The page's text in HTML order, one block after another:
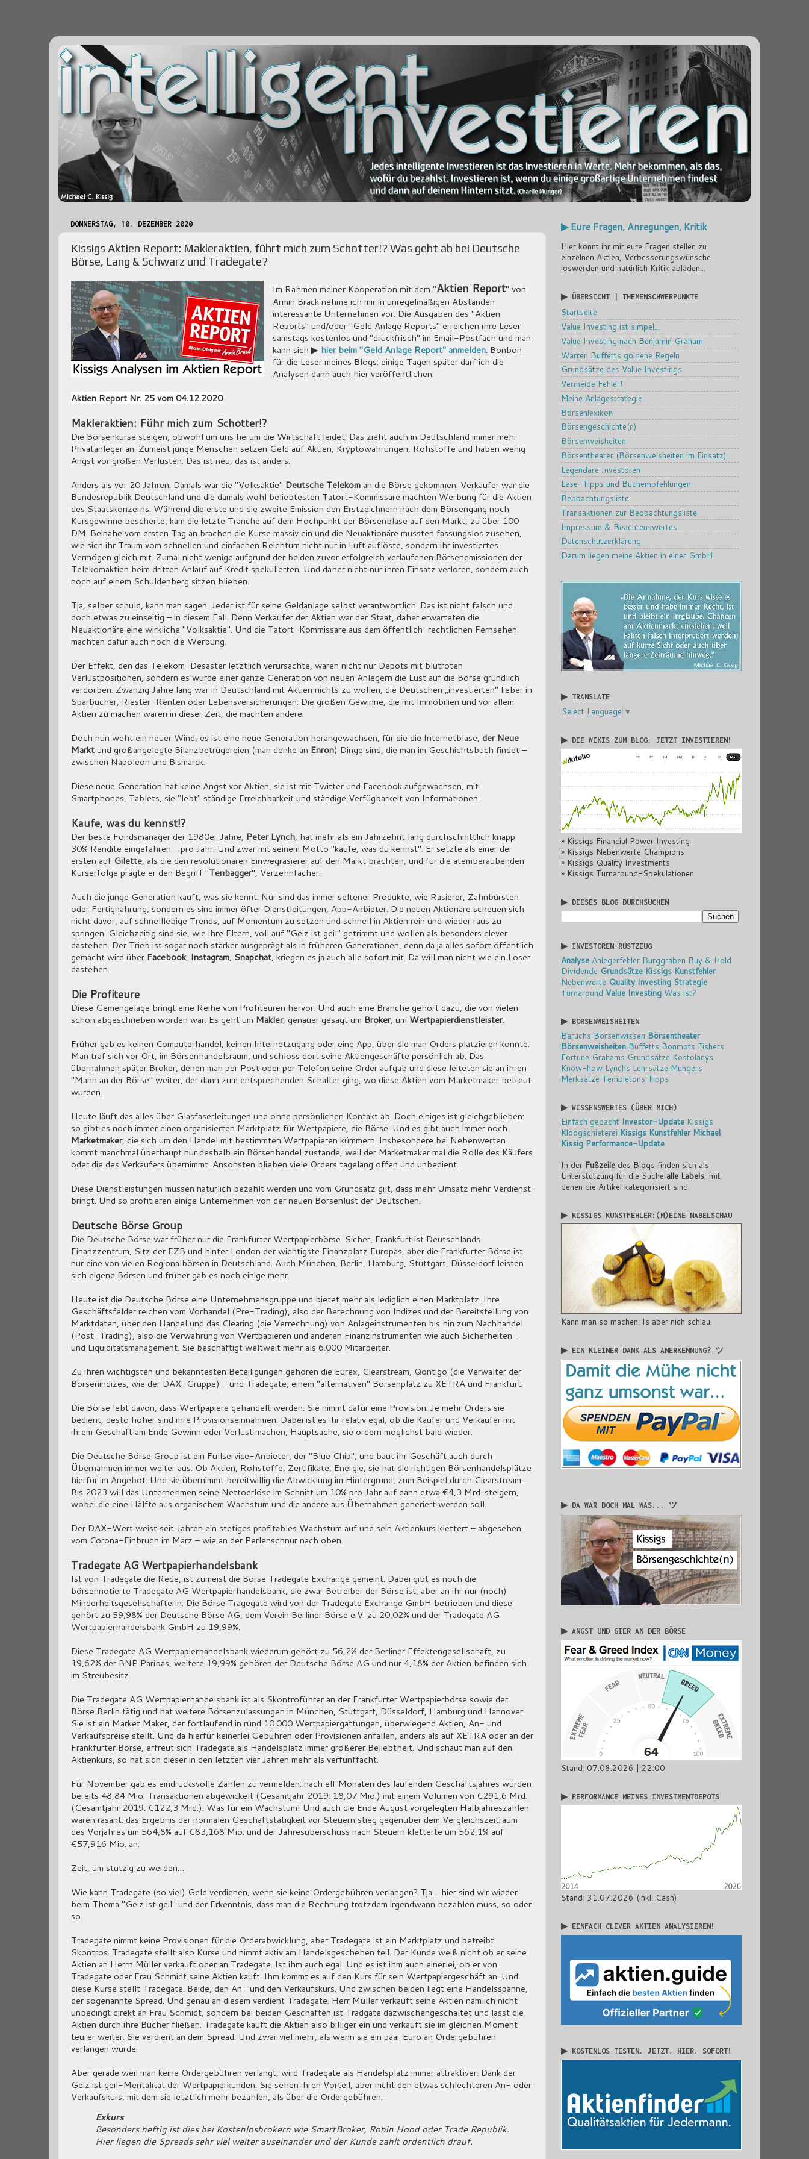
DONNERSTAG, 10. DEZEMBER 2020
Kissigs Aktien Report: Makleraktien, führt mich zum Schotter!? Was geht ab bei Deutsche
Börse, Lang & Schwarz und Tradegate?
Im Rahmen meiner Kooperation mit dem "Aktien Report" von
Armin Brack nehme ich mir in unregelmäßigen Abständen
interessante Unternehmen vor. Die Ausgaben des "Aktien
Reports" und/oder "Geld Anlage Reports" erreichen ihre Leser
samstags kostenlos und "druckfrisch" im Email-Postfach und man
kann sich ▶ hier beim "Geld Anlage Report" anmelden. Bonbon
für die Leser meines Blogs: einige Tagen später darf ich die
Analysen dann auch hier veröffentlichen.
Aktien Report Nr. 25 vom 04.12.2020
Makleraktien: Führ mich zum Schotter!?
Die Börsenkurse steigen, obwohl um uns herum die Wirtschaft leidet. Das zieht auch in Deutschland immer mehr
Privatanleger an. Zumeist junge Menschen setzen Geld auf Aktien, Kryptowährungen, Rohstoffe und haben wenig
Angst vor großen Verlusten. Das ist neu, das ist anders.
Anders als vor 20 Jahren. Damals war die "Volksaktie" Deutsche Telekom an die Börse gekommen. Verkäufer war die
Bundesrepublik Deutschland und die damals wohl beliebtesten Tatort-Kommissare machten Werbung für die Aktien
des Staatskonzerns. Während die erste und die zweite Emission den Erstzeichnern nach dem Börsengang noch
Kursgewinne bescherte, kam die letzte Tranche auf dem Hochpunkt der Börsenblase auf den Markt, zu über 100
DM. Beinahe vom ersten Tag an brachen die Kurse massiv ein und die Neuaktionäre mussten fassungslos zusehen,
wie sich ihr Traum vom schnellen und einfachen Reichtum nicht nur in Luft auflöste, sondern ihr investiertes
Vermögen gleich mit. Zumal nicht wenige aufgrund der beiden zuvor erfolgreich verlaufenen Börsenemissionen der
Telekomaktien beim dritten Anlauf auf Kredit spekulierten. Und daher nicht nur ihren Einsatz verloren, sondern auch
noch auf einem Schuldenberg sitzen blieben.
Tja, selber schuld, kann man sagen. Jeder ist für seine Geldanlage selbst verantwortlich. Das ist nicht falsch und
doch etwas zu einseitig – in diesem Fall. Denn Verkäufer der Aktien war der Staat, daher erwarteten die
Neuaktionäre eine wirkliche "Volksaktie". Und die Tatort-Kommissare aus dem öffentlich-rechtlichen Fernsehen
machten dafür auch noch die Werbung.
Der Effekt, den das Telekom-Desaster letztlich verursachte, waren nicht nur Depots mit blutroten
Verlustpositionen, sondern es wurde einer ganze Generation von neuen Anlegern die Lust auf die Börse gründlich
verdorben. Zwanzig Jahre lang war in Deutschland mit Aktien nichts zu wollen, die Deutschen „investierten“ lieber in
Sparbücher, Riester-Renten oder Lebensversicherungen. Die großen Gewinne, die mit Immobilien und vor allem
Aktien zu machen waren in dieser Zeit, die machten andere.
Doch nun weht ein neuer Wind, es ist eine neue Generation herangewachsen, für die die Internetblase, der Neue
Marktund großangelegte Bilanzbetrügereien (man denke an Enron) Dinge sind, die man im Geschichtsbuch findet –
zwischen Napoleon und Bismarck.
Diese neue Generation hat keine Angst vor Aktien, sie ist mit Twitter und Facebook aufgewachsen, mit
Smartphones, Tablets, sie "lebt" ständige Erreichbarkeit und ständige Verfügbarkeit von Informationen.
Kaufe, was du kennst!?
Der beste Fondsmanager der 1980er Jahre, Peter Lynch, hat mehr als ein Jahrzehnt lang durchschnittlich knapp
30% Rendite eingefahren – pro Jahr. Und zwar mit seinem Motto "kaufe, was du kennst". Er setzte als einer der
ersten auf Gilette, als die den revolutionären Einwegrasierer auf den Markt brachten, und für die atemberaubenden
Kurserfolge prägte er den Begriff "Tenbagger", Verzehnfacher.
Auch die junge Generation kauft, was sie kennt. Nur sind das immer seltener Produkte, wie Rasierer, Zahnbürsten
oder Fertignahrung, sondern es sind immer öfter Dienstleitungen, App-Anbieter. Die neuen Aktionäre scheuen sich
nicht davor, auf schnelllebige Trends, auf Momentum zu setzen und schnell in Aktien rein und wieder raus zu
springen. Gleichzeitig sind sie, wie ihre Eltern, voll auf "Geiz ist geil" getrimmt und wollen als besonders clever
dastehen. Der Trieb ist sogar noch stärker ausgeprägt als in früheren Generationen, denn da ja alles sofort öffentlich
gemacht wird über Facebook, Instagram, Snapchat, kriegen es ja auch alle sofort mit. Da will man nicht wie ein Loser
dastehen.
Die Profiteure
Diese Gemengelage bringt eine Reihe von Profiteuren hervor. Und auch eine Branche gehört dazu, die von vielen
schon abgeschrieben worden war. Es geht um Makler, genauer gesagt um Broker, um Wertpapierdienstleister.
Früher gab es keinen Computerhandel, keinen Internetzugang oder eine App, über die man Orders platzieren konnte.
Man traf sich vor Ort, im Börsenhandelsraum, und schloss dort seine Aktiengeschäfte persönlich ab. Das
übernahmen später Broker, denen man per Post oder per Telefon seine Order aufgab und diese leiteten sie an ihren
"Mann an der Börse" weiter, der dann zum entsprechenden Schalter ging, wo diese Aktien vom Marketmaker betreut
wurden.
Heute läuft das alles über Glasfaserleitungen und ohne persönlichen Kontakt ab. Doch einiges ist gleichgeblieben:
so gibt es noch immer einen organisierten Marktplatz für Wertpapiere, die Börse. Und es gibt auch immer noch
Marketmaker, die sich um den Handel mit bestimmten Wertpapieren kümmern. Insbesondere bei Nebenwerten
kommt manchmal überhaupt nur deshalb ein Börsenhandel zustande, weil der Marketmaker mal die Rolle des Käufers
oder die des Verkäufers übernimmt. Ansonsten blieben viele Orders tagelang offen und unbedient.
Diese Dienstleistungen müssen natürlich bezahlt werden und vom Grundsatz gilt, dass mehr Umsatz mehr Verdienst
bringt. Und so profitieren einige Unternehmen von der neuen Börsenlust der Deutschen.
Deutsche Börse Group
Die Deutsche Börse war früher nur die Frankfurter Wertpapierbörse. Sicher, Frankfurt ist Deutschlands
Finanzzentrum, Sitz der EZB und hinter London der wichtigste Finanzplatz Europas, aber die Frankfurter Börse ist
nur eine von vielen Regionalbörsen in Deutschland. Auch München, Berlin, Hamburg, Stuttgart, Düsseldorf leisten
sich eigene Börsen und früher gab es noch einige mehr.
Heute ist die Deutsche Börse eine Unternehmensgruppe und bietet mehr als lediglich einen Marktplatz. Ihre
Geschäftsfelder reichen vom Vorhandel (Pre-Trading), also der Berechnung von Indizes und der Bereitstellung von
Marktdaten, über den Handel und das Clearing (die Verrechnung) von Anlageinstrumenten bis hin zum Nachhandel
(Post-Trading), also die Verwahrung von Wertpapieren und anderen Finanzinstrumenten wie auch Sicherheiten-
und Liquiditätsmanagement. Sie beschäftigt weltweit mehr als 6.000 Mitarbeiter.
Zu ihren wichtigsten und bekanntesten Beteiligungen gehören die Eurex, Clearstream, Qontigo (die Verwalter der
Börsenindizes, wie der DAX-Gruppe) – und Tradegate, einem "alternativen" Börsenplatz zu XETRA und Frankfurt.
Die Börse lebt davon, dass Wertpapiere gehandelt werden. Sie nimmt dafür eine Provision. Je mehr Orders sie
bedient, desto höher sind ihre Provisionseinnahmen. Dabei ist es ihr relativ egal, ob die Käufer und Verkäufer mit
ihrem Geschäft am Ende Gewinn oder Verlust machen, Hauptsache, sie ordern möglichst bald wieder.
Die Deutsche Börse Group ist ein Fullservice-Anbieter, der "Blue Chip", und baut ihr Geschäft auch durch
Übernahmen immer weiter aus. Ob Aktien, Rohstoffe, Zertifikate, Energie, sie hat die richtigen Börsenhandelsplätze
hierfür im Angebot. Und sie übernimmt bereitwillig die Abwicklung im Hintergrund, zum Beispiel durch Clearstream.
Bis 2023 will das Unternehmen seine Nettoerlöse im Schnitt um 10% pro Jahr auf dann etwa €4,3 Mrd. steigern,
wobei die eine Hälfte aus organischem Wachstum und die andere aus Übernahmen generiert werden soll.
Der DAX-Wert weist seit Jahren ein stetiges profitables Wachstum auf und sein Aktienkurs klettert – abgesehen
vom Corona-Einbruch im März – wie an der Perlenschnur nach oben.
Tradegate AG Wertpapierhandelsbank
Ist von Tradegate die Rede, ist zumeist die Börse Tradegate Exchange gemeint. Dabei gibt es noch die
börsennotierte Tradegate AG Wertpapierhandelsbank, die zwar Betreiber der Börse ist, aber an ihr nur (noch)
Minderheitsgesellschafterin. Die Börse Tragegate wird von der Tradegate Exchange GmbH betrieben und diese
gehört zu 59,98% der Deutsche Börse AG, dem Verein Berliner Börse e.V. zu 20,02% und der Tradegate AG
Wertpapierhandelsbank GmbH zu 19,99%.
Diese Tradegate AG Wertpapierhandelsbank wiederum gehört zu 56,2% der Berliner Effektengesellschaft, zu
19,62% der BNP Paribas, weitere 19,99% gehören der Deutsche Börse AG und nur 4,18% der Aktien befinden sich
im Streubesitz.
Die Tradegate AG Wertpapierhandelsbank ist als Skontroführer an der Frankfurter Wertpapierbörse sowie der
Börse Berlin tätig und hat weitere Börsenzulassungen in München, Stuttgart, Düsseldorf, Hamburg und Hannover.
Sie ist ein Market Maker, der fortlaufend in rund 10.000 Wertpapiergattungen, überwiegend Aktien, An- und
Verkaufspreise stellt. Und da hierfür keinerlei Gebühren oder Provisionen anfallen, anders als auf XETRA oder an der
Frankfurter Börse, erfreut sich Tradegate als Handelsplatz immer größerer Beliebtheit. Und schaut man auf den
Aktienkurs, so hat sich dieser in den letzten vier Jahren mehr als verfünffacht.
Für November gab es eindrucksvolle Zahlen zu vermelden: nach elf Monaten des laufenden Geschäftsjahres wurden
bereits 48,84 Mio. Transaktionen abgewickelt (Gesamtjahr 2019: 18,07 Mio.) mit einem Volumen von €291,6 Mrd.
(Gesamtjahr 2019: €122,3 Mrd.). Was für ein Wachstum! Und auch die Ende August vorgelegten Halbjahreszahlen
waren rasant: das Ergebnis der normalen Geschäftstätigkeit vor Steuern stieg gegenüber dem Vergleichszeitraum
des Vorjahres um 564,8% auf €83,168 Mio. und der Jahresüberschuss nach Steuern kletterte um 562,1% auf
€57,916 Mio. an.
Zeit, um stutzig zu werden…
Wie kann Tradegate (so viel) Geld verdienen, wenn sie keine Ordergebühren verlangen? Tja… hier sind wir wieder
beim Thema "Geiz ist geil" und der Erkenntnis, dass man die Rechnung trotzdem irgendwann bezahlen muss, so oder
so.
Tradegate nimmt keine Provisionen für die Orderabwicklung, aber Tradegate ist ein Marktplatz und betreibt
Skontros. Tradegate stellt also Kurse und nimmt aktiv am Handelsgeschehen teil. Der Kunde weiß nicht ob er seine
Aktien an Herrn Müller verkauft oder an Tradegate. Ist ihm auch egal. Und es ist ihm auch einerlei, ob er von
Tradegate oder Frau Schmidt seine Aktien kauft. Ihm kommt es auf den Kurs für sein Wertpapiergeschäft an. Und
diese Kurse stellt Tradegate. Beide, den An- und den Verkaufskurs. Und zwischen beiden liegt eine Handelsspanne,
der sogenannte Spread. Und genau an diesem verdient Tradegate. Herr Müller verkauft seine Aktien nämlich nicht
unbedingt direkt an Frau Schmidt, sondern bei beiden Geschäften ist Tradgate dazwischengeschaltet und lässt die
Aktien durch ihre Bücher fließen. Tradegate kauft die Aktien also billiger ein und verkauft sie im gleichen Moment
teurer weiter. Sie verdient an dem Spread. Und zwar viel mehr, als wenn sie ein paar Euro an Ordergebühren
verlangen würde.
Aber gerade weil man keine Ordergebühren verlangt, wird Tradegate als Handelsplatz immer attraktiver. Dank der
Geiz ist geil-Mentalität der Wertpapierkunden. Sie sehen ihren Vorteil, aber nicht den etwas schlechteren An- oder
Verkaufskurs, mit dem sie letztlich mehr bezahlen, als über die Ordergebühren.
Exkurs
Besonders heftig ist dies bei Kostenlosbrokern wie SmartBroker, Robin Hood oder Trade Republik.
Hier liegen die Spreads sehr viel weiter auseinander und der Kunde zahlt ordentlich drauf.
▶ Eure Fragen, Anregungen, Kritik
Hier könnt ihr mir eure Fragen stellen zu
einzelnen Aktien, Verbesserungswünsche
loswerden und natürlich Kritik abladen...
▶ ÜBERSICHT | THEMENSCHWERPUNKTE
Startseite
Value Investing ist simpel...
Value Investing nach Benjamin Graham
Warren Buffetts goldene Regeln
Grundsätze des Value Investings
Vermeide Fehler!
Meine Anlagestrategie
Börsenlexikon
Börsengeschichte(n)
Börsenweisheiten
Börsentheater (Börsenweisheiten im Einsatz)
Legendäre Investoren
Lese-Tipps und Buchempfehlungen
Beobachtungsliste
Transaktionen zur Beobachtungsliste
Impressum & Beachtenswertes
Datenschutzerklärung
Darum liegen meine Aktien in einer GmbH
▶ TRANSLATE
Select Language ▼
▶ DIE WIKIS ZUM BLOG: JETZT INVESTIEREN!
» Kissigs Financial Power Investing
» Kissigs Nebenwerte Champions
» Kissigs Quality Investments
» Kissigs Turnaround-Spekulationen
▶ DIESES BLOG DURCHSUCHEN
▶ INVESTOREN-RÜSTZEUG
Analyse Anlegerfehler Burggraben Buy & Hold
Dividende Grundsätze Kissigs Kunstfehler
Nebenwerte Quality Investing Strategie
Turnaround Value Investing Was ist?
▶ BÖRSENWEISHEITEN
Baruchs Börsenwissen Börsentheater
Börsenweisheiten Buffetts Bonmots Fishers
Fortune Grahams Grundsätze Kostolanys
Know-how Lynchs Lehrsätze Mungers
Merksätze Templetons Tipps
▶ WISSENSWERTES (ÜBER MICH)
Einfach gedacht Investor-Update Kissigs
Kloogschieterei Kissigs Kunstfehler Michael
Kissig Performance-Update
In der Fußzeile des Blogs finden sich als
Unterstützung für die Suche alle Labels , mit
denen die Artikel kategorisiert sind.
▶ KISSIGS KUNSTFEHLER:(M)EINE NABELSCHAU
Kann man so machen. Is aber nich schlau.
▶ EIN KLEINER DANK ALS ANERKENNUNG? ツ
▶ DA WAR DOCH MAL WAS... ツ
▶ ANGST UND GIER AN DER BÖRSE
Stand: 07.08.2026 | 22:00
▶ PERFORMANCE MEINES INVESTMENTDEPOTS
Stand: 31.07.2026 (inkl. Cash)
▶ EINFACH CLEVER AKTIEN ANALYSIEREN!
▶ KOSTENLOS TESTEN. JETZT. HIER. SOFORT!